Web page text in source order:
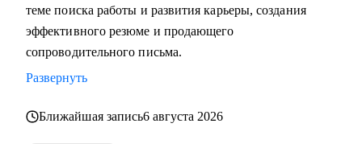
теме поиска работы и развития карьеры, создания
эффективного резюме и продающего
сопроводительного письма.
Развернуть
Ближайшая запись6 августа 2026